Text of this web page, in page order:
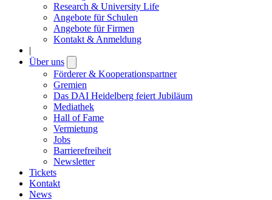
Research & University Life
Angebote für Schulen
Angebote für Firmen
Kontakt & Anmeldung
|
Über uns
submenu
Förderer & Kooperationspartner
Gremien
Das DAI Heidelberg feiert Jubiläum
Mediathek
Hall of Fame
Vermietung
Jobs
Barrierefreiheit
Newsletter
Tickets
Kontakt
News